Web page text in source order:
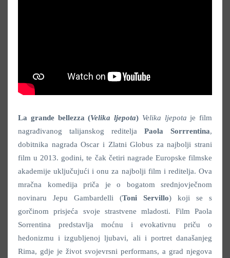
La grande bellezza (Velika ljepota) Velika ljepota je film
nagrađivanog talijanskog reditelja Paola Sorrrentina,
dobitnika nagrada Oscar i Zlatni Globus za najbolji strani
film u 2013. godini, te čak četiri nagrade Europske filmske
akademije uključujući i onu za najbolji film i reditelja. Ova
mračna komedija priča je o bogatom srednjovječnom
novinaru Jepu Gambardelli (Toni Servillo) koji se s
gorčinom prisjeća svoje strastvene mladosti. Film Paola
Sorrentina predstavlja moćnu i evokativnu priču o
hedonizmu i izgubljenoj ljubavi, ali i portret današanjeg
Rima, gdje je život svojevrsni performans, a grad njegova